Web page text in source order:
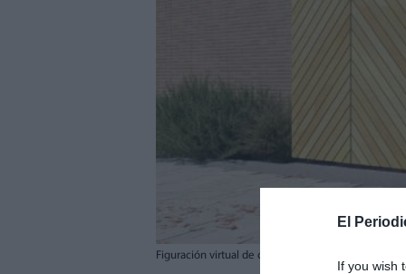
El
If you wish
Figuración virtual de cómo será el centro de día de